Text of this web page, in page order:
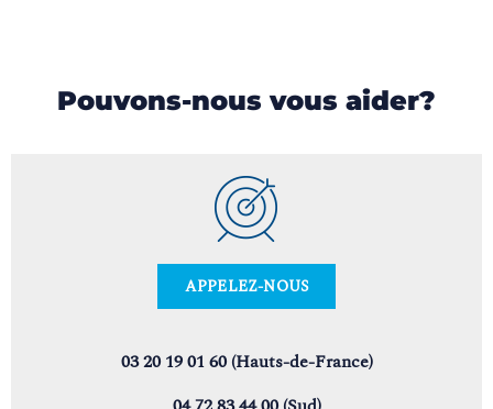
Pouvons-nous vous aider?
APPELEZ-NOUS
03 20 19 01 60 (Hauts-de-France)